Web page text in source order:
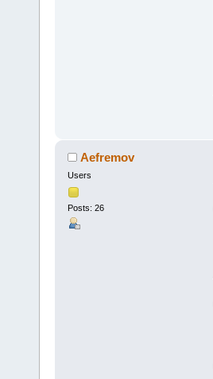
Aefremov
Users
Posts: 26